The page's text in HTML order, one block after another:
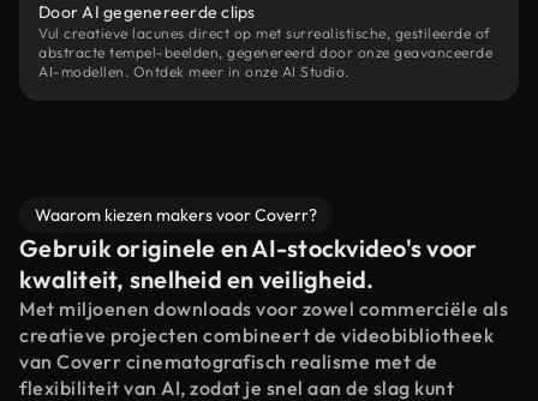
Door AI gegenereerde clips
Vul creatieve lacunes direct op met surrealistische, gestileerde of
abstracte tempel-beelden, gegenereerd door onze geavanceerde
AI-modellen. Ontdek meer in onze AI Studio.
Waarom kiezen makers voor Coverr?
Gebruik originele en AI-stockvideo's voor
kwaliteit, snelheid en veiligheid.
Met miljoenen downloads voor zowel commerciële als
creatieve projecten combineert de videobibliotheek
van Coverr cinematografisch realisme met de
flexibiliteit van AI, zodat je snel aan de slag kunt